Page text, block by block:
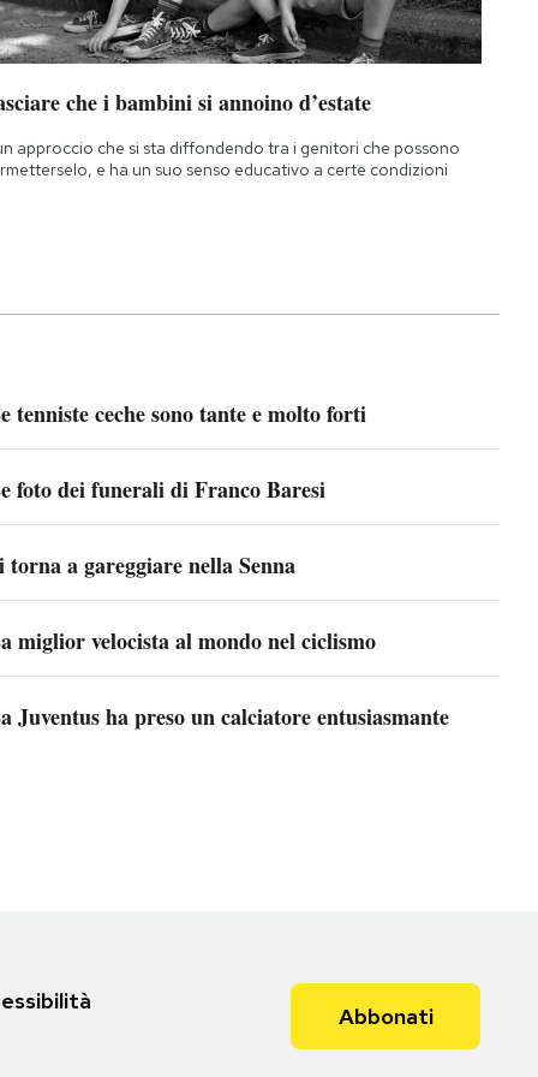
che i bambini si annoino d’estate
approccio che si sta diffondendo tra i genitori che possono
e ha un suo senso educativo a certe condizioni
tenniste ceche sono tante e molto forti
foto dei funerali di Franco Baresi
torna a gareggiare nella Senna
miglior velocista al mondo nel ciclismo
Juventus ha preso un calciatore entusiasmante
Abbonati